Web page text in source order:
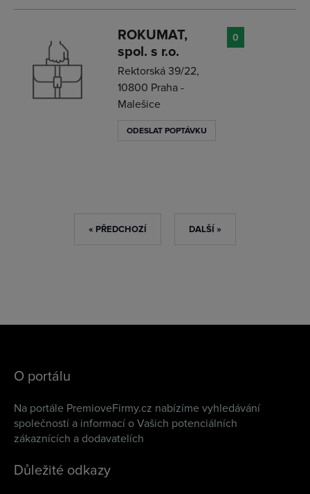
ROKUMAT,
spol. s r.o.
Rektorská 39/22,
10800 Praha -
Malešice
ODESLAT POPTÁVKU
0
« PŘEDCHOZÍ DALŠÍ »
O portálu
Na portále PremioveFirmy.cz nabízíme vyhledávání
společností a informací o Vašich potenciálních
zákaznících a dodavatelích
Důležité odkazy